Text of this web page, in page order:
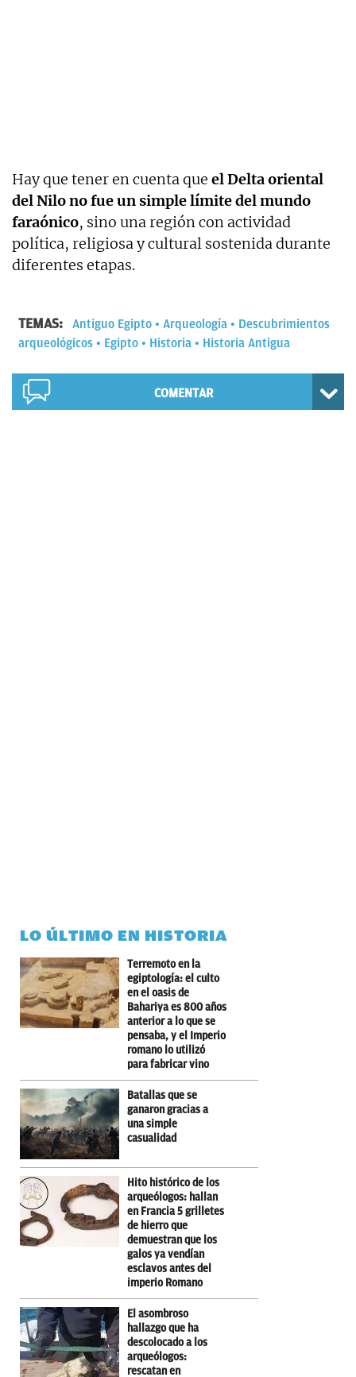
Hay que tener en cuenta que el Delta oriental
del Nilo no fue un simple límite del mundo
faraónico, sino una región con actividad
política, religiosa y cultural sostenida durante
diferentes etapas.
TEMAS: Antiguo Egipto Arqueología
Descubrimientos
arqueológicos
Egipto Historia Historia Antigua
COMENTAR
LO ÚLTIMO EN HISTORIA
Terremoto en la
egiptología: el culto
en el oasis de
Bahariya es 800 años
anterior a lo que se
pensaba, y el Imperio
romano lo utilizó
para fabricar vino
Batallas que se
ganaron gracias a
una simple
casualidad
Hito histórico de los
arqueólogos: hallan
en Francia 5 grilletes
de hierro que
demuestran que los
galos ya vendían
esclavos antes del
imperio Romano
El asombroso
hallazgo que ha
descolocado a los
arqueólogos:
rescatan en